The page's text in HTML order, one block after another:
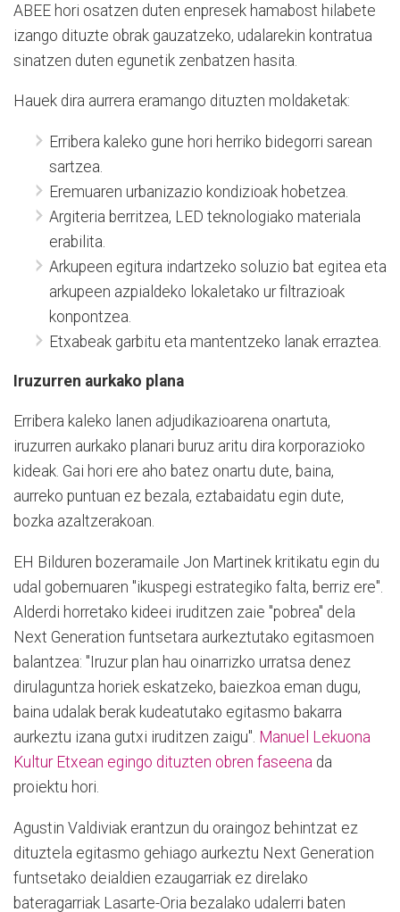
ABEE hori osatzen duten enpresek hamabost hilabete
izango dituzte obrak gauzatzeko, udalarekin kontratua
sinatzen duten egunetik zenbatzen hasita.
Hauek dira aurrera eramango dituzten moldaketak:
Erribera kaleko gune hori herriko bidegorri sarean
sartzea.
Eremuaren urbanizazio kondizioak hobetzea.
Argiteria berritzea, LED teknologiako materiala
erabilita.
Arkupeen egitura indartzeko soluzio bat egitea eta
arkupeen azpialdeko lokaletako ur filtrazioak
konpontzea.
Etxabeak garbitu eta mantentzeko lanak erraztea.
Iruzurren aurkako plana
Erribera kaleko lanen adjudikazioarena onartuta,
iruzurren aurkako planari buruz aritu dira korporazioko
kideak. Gai hori ere aho batez onartu dute, baina,
aurreko puntuan ez bezala, eztabaidatu egin dute,
bozka azaltzerakoan.
EH Bilduren bozeramaile Jon Martinek kritikatu egin du
udal gobernuaren "ikuspegi estrategiko falta, berriz ere".
Alderdi horretako kideei iruditzen zaie "pobrea" dela
Next Generation funtsetara aurkeztutako egitasmoen
balantzea: "Iruzur plan hau oinarrizko urratsa denez
dirulaguntza horiek eskatzeko, baiezkoa eman dugu,
baina udalak berak kudeatutako egitasmo bakarra
aurkeztu izana gutxi iruditzen zaigu". Manuel Lekuona
Kultur Etxean egingo dituzten obren faseena da
proiektu hori.
Agustin Valdiviak erantzun du oraingoz behintzat ez
dituztela egitasmo gehiago aurkeztu Next Generation
funtsetako deialdien ezaugarriak ez direlako
bateragarriak Lasarte-Oria bezalako udalerri baten